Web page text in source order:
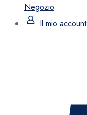
Negozio
Il mio account